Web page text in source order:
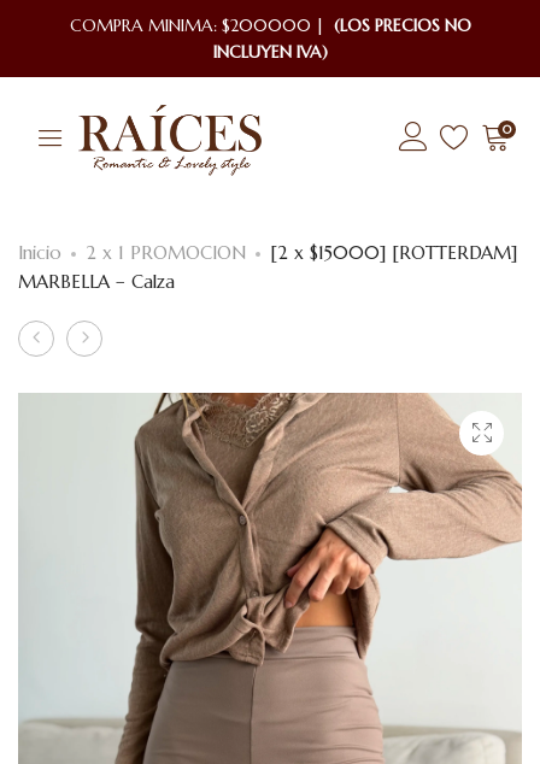
COMPRA MINIMA: $200000 | (LOS PRECIOS NO
INCLUYEN IVA)
0
Inicio 2 x 1 PROMOCION
[2 x $15000] [ROTTERDAM]
MARBELLA – Calza
Product
navigation
[2x$10.000]
[2
$15000]
[ROTTERDAM]
MESTRAL